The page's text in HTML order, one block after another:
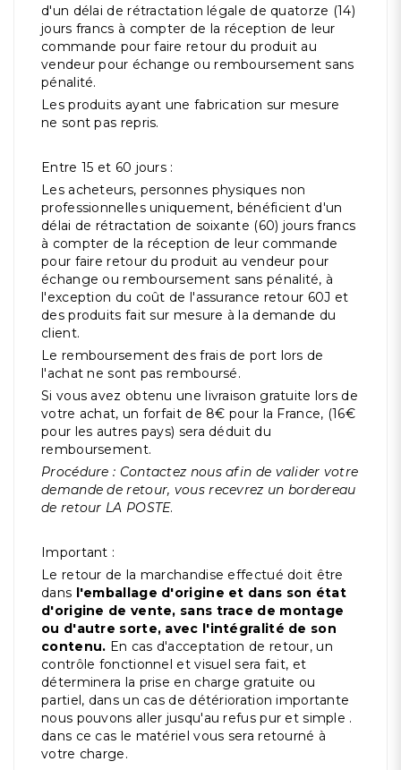
d'un délai de rétractation légale de quatorze (14)
jours francs à compter de la réception de leur
commande pour faire retour du produit au
vendeur pour échange ou remboursement sans
pénalité.
Les produits ayant une fabrication sur mesure
ne sont pas repris.
Entre 15 et 60 jours :
Les acheteurs, personnes physiques non
professionnelles uniquement, bénéficient d'un
délai de rétractation de soixante (60) jours francs
à compter de la réception de leur commande
pour faire retour du produit au vendeur pour
échange ou remboursement sans pénalité, à
l'exception du coût de l'assurance retour 60J et
des produits fait sur mesure à la demande du
client.
Le remboursement des frais de port lors de
l'achat ne sont pas remboursé.
Si vous avez obtenu une livraison gratuite lors de
votre achat, un forfait de 8€ pour la France, (16€
pour les autres pays) sera déduit du
remboursement.
Procédure : Contactez nous afin de valider votre
demande de retour, vous recevrez un bordereau
de retour LA POSTE.
Important :
Le retour de la marchandise effectué doit être
dans l'emballage d'origine et dans son état
d'origine de vente, sans trace de montage
ou d'autre sorte, avec l'intégralité de son
contenu. En cas d'acceptation de retour, un
contrôle fonctionnel et visuel sera fait, et
déterminera la prise en charge gratuite ou
partiel, dans un cas de détérioration importante
nous pouvons aller jusqu'au refus pur et simple .
dans ce cas le matériel vous sera retourné à
votre charge.